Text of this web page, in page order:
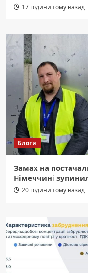
17 години тому назад
Блоги
Замах на
Німеччині
20 години тому назад